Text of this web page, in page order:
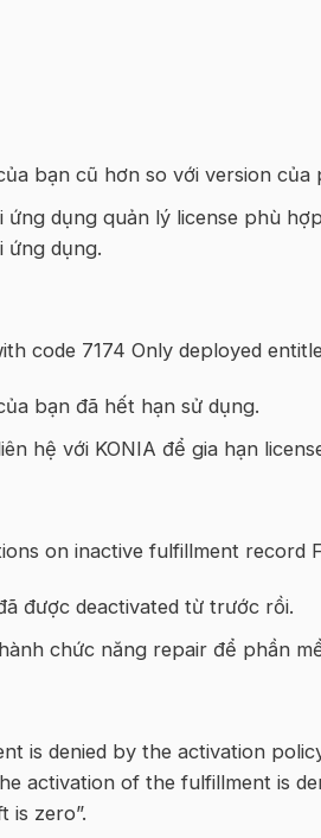
bạn cũ hơn so với version của
ứng dụng quản lý license phù
ứng dụng.
code 7174 Only deployed
bạn đã hết hạn sử dụng.
hệ với KONIA để gia hạn
on inactive fulfillment record
được deactivated từ trước rồi.
chức năng repair để phần
is denied by the activation
activation of the fulfillment is
is zero”.